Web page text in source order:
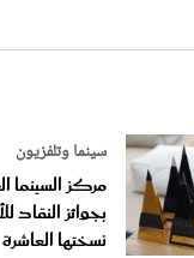
سينما وتلفزيون
مركز السينما
بجوائز النقاد
نسختها العاشرة